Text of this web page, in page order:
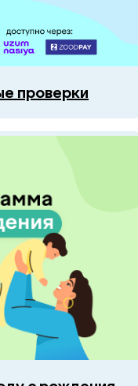
проверки
защищены